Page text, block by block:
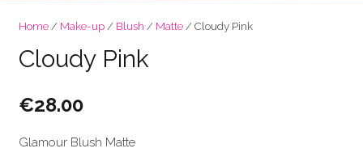
Home/ Make-up/ Blush / Matte/ Cloudy Pink
Cloudy Pink
€28.00
Glamour Blush Matte